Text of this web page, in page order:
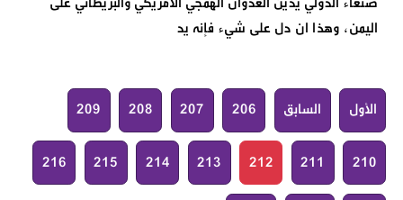
اليمن، وهذا ان دل على شيء فإنه يد
الأول السابق 206
207
208
209
210
211
212
213
214
215
216